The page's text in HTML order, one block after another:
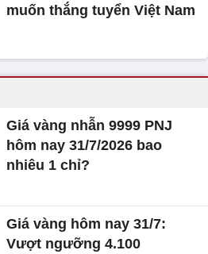
muốn thắng tuyển Việt Nam
Giá vàng nhẫn 9999 PNJ
hôm nay 31/7/2026 bao
nhiêu 1 chỉ?
Giá vàng hôm nay 31/7:
Vượt ngưỡng 4.100